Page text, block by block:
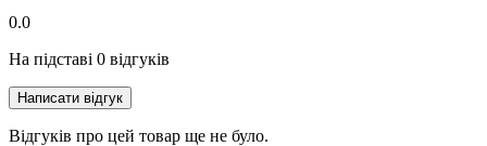
0.0
На підставі 0 відгуків
Написати відгук
Відгуків про цей товар ще не було.